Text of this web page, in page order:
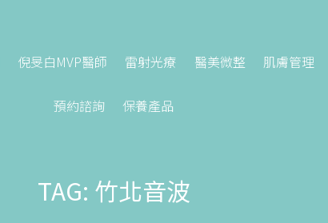
倪旻白MVP醫師 雷射光療 醫美微整 肌膚管理
預約諮詢 保養產品
TAG: 竹北音波